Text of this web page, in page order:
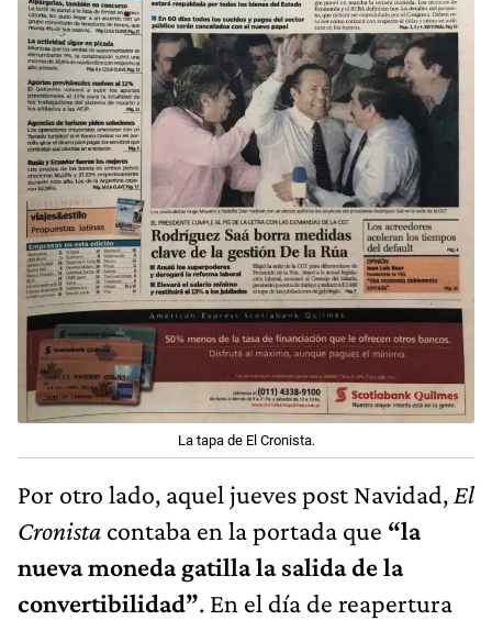
La tapa de El Cronista.
Por otro lado, aquel jueves post Navidad, El
Cronista contaba en la portada que “la
nueva moneda gatilla la salida de la
convertibilidad”. En el día de reapertura